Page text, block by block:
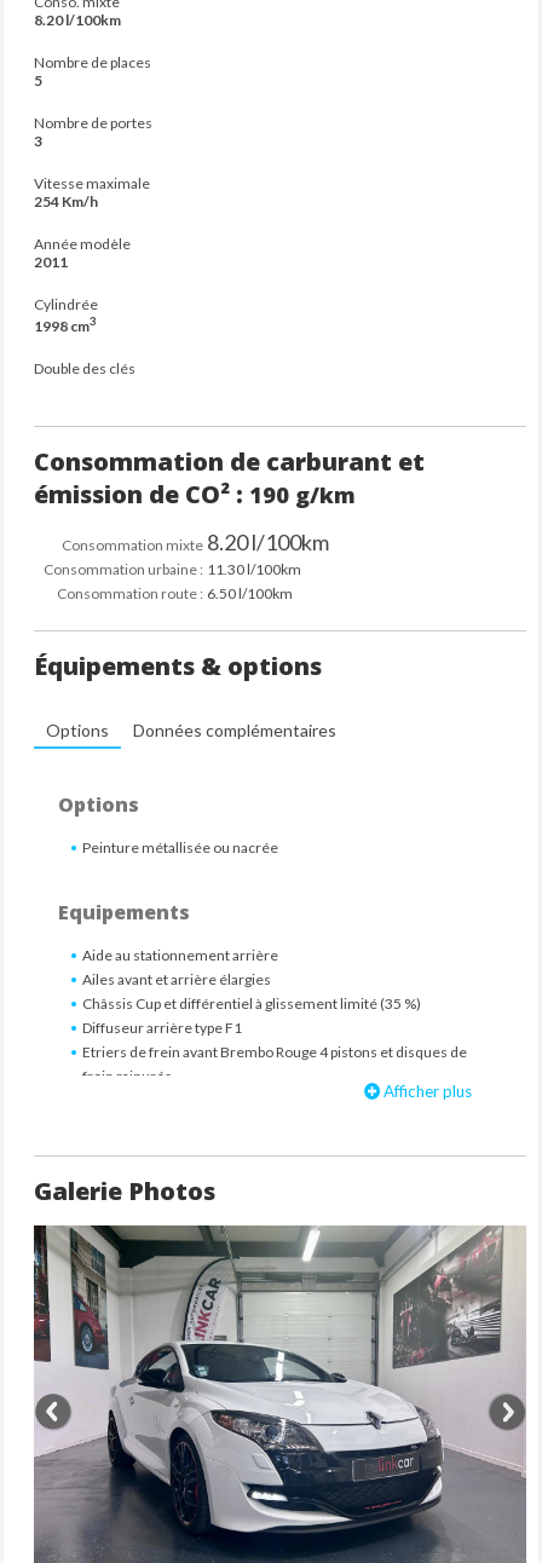
8.20 l/100km
Nombre de places
5
Nombre de portes
3
Vitesse maximale
254 Km/h
Année modèle
2011
Cylindrée
1998 cm3
Double des clés
Consommation de carburant et
émission de CO² : 190 g/km
Consommation mixte 8.20 l/100km
Consommation urbaine : 11.30 l/100km
Consommation route : 6.50 l/100km
Équipements & options
Options Données complémentaires
Options
Peinture métallisée ou nacrée
Equipements
Aide au stationnement arrière
Ailes avant et arrière élargies
Châssis Cup et différentiel à glissement limité (35 %)
Diffuseur arrière type F1
Etriers de frein avant Brembo Rouge 4 pistons et disques de
frein rainurés
R.S. Dynamic Management (ESP tri-modes)
R.S. Monitor
RADIOSAT 3D Sound By Arkamys CD MP3 Bluetooth mains
libres + Plug & Music
Régulateur et limiteur de vitesse
Rétroviseurs extérieurs électriques et dégivrants
Sièges avant RECARO® tissu Carbone Foncé, sièges
conducteur et passager réglables en hauteur, avec airbag latéral
intégré
Système de fixation Isofix sur places latérales arrière
Train avant à pivot indépendant
Volant avec point 0 et pommeau en cuir Renault Sport
Volant réglable en hauteur et en profondeur
Afficher plus
Galerie Photos